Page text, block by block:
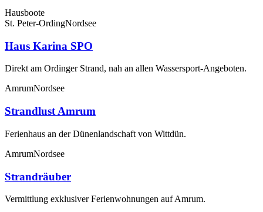
Hausboote
St. Peter-OrdingNordsee
Haus Karina SPO
Direkt am Ordinger Strand, nah an allen Wassersport-Angeboten.
AmrumNordsee
Strandlust Amrum
Ferienhaus an der Dünenlandschaft von Wittdün.
AmrumNordsee
Strandräuber
Vermittlung exklusiver Ferienwohnungen auf Amrum.